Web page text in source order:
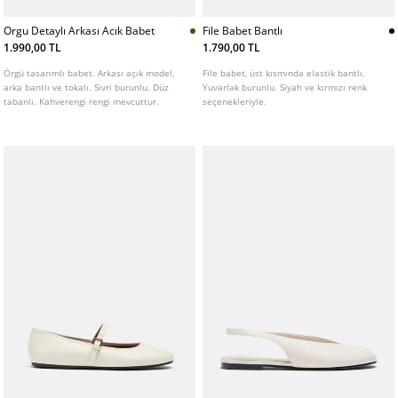
Orgu Detaylı Arkası Acık Babet
1.990,00 TL
Örgü tasarımlı babet. Arkası açık model,
arka bantlı ve tokalı. Sivri burunlu. Düz
tabanlı. Kahverengi rengi mevcuttur.
File Babet Bantlı
1.790,00 TL
File babet, üst kısmında elastik bantlı.
Yuvarlak burunlu. Siyah ve kırmızı renk
seçenekleriyle.